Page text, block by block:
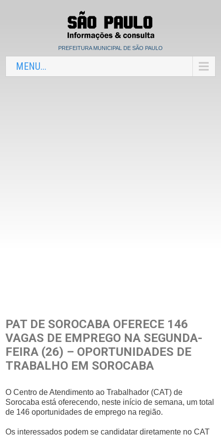
PREFEITURA MUNICIPAL DE SÃO PAULO
MENU...
PAT DE SOROCABA OFERECE 146
VAGAS DE EMPREGO NA SEGUNDA-
FEIRA (26) – OPORTUNIDADES DE
TRABALHO EM SOROCABA
O Centro de Atendimento ao Trabalhador (CAT) de
Sorocaba está oferecendo, neste início de semana, um total
de 146 oportunidades de emprego na região.
Os interessados podem se candidatar diretamente no CAT